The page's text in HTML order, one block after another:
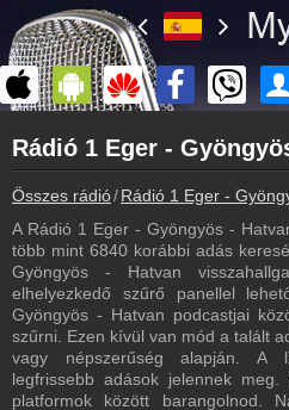
myonlineradio.hu
Rádió 1 Eger - Gyöngyös -
Vissza a Rádió 1 Eger - Gyöngyös -
Bejelentkezés
Hozz létre saját fiókot!
Most szól
Tudd meg mi szólt eddig
Frekvenciák
Rádió 1 Eger - Gyöngyös - Hatvan
Összes rádió Rádió 1 Eger -
A Rádió 1 Eger - Gyöngyös -
több mint 6840 korábbi adás
Gyöngyös - Hatvan
elhelyezkedő szűrő panellel
Gyöngyös - Hatvan podcastjai
szűrni. Ezen kívül van mód a talált
vagy népszerűség alapján. A
legfrissebb adások jelennek
platformok között barangolnod.